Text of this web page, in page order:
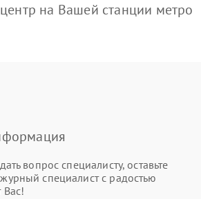
на Вашей станции метро
вопрос специалисту, оставьте
специалист с радостью
Вас!